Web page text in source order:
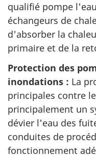
qualifié pompe
échangeurs de
d'absorber la
primaire et de la
Protection des
inondations : La
principales contre
principalement un
dévier l'eau des
conduites de
fonctionnement